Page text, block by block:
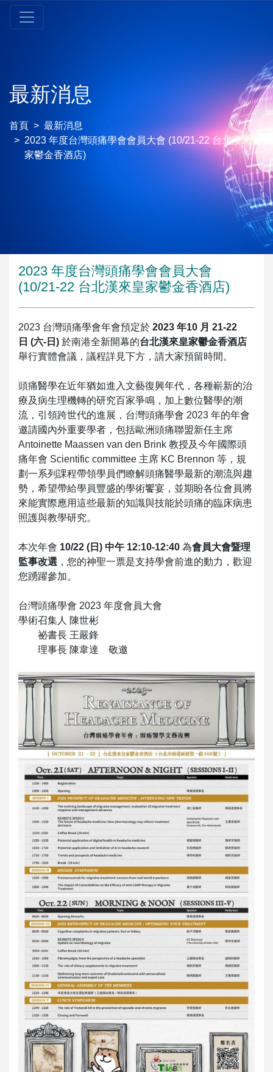
最新消息
首頁
最新消息
2023 年度台灣頭痛學會會員大會 (10/21-22 台北漢來皇
家鬱金香酒店)
2023 年度台灣頭痛學會會員大會
(10/21-22 台北漢來皇家鬱金香酒店)
2023 台灣頭痛學會年會預定於 2023 年10 月 21-22
日 (六-日) 於南港全新開幕的台北漢來皇家鬱金香酒店
舉行實體會議，議程詳見下方，請大家預留時間。
頭痛醫學在近年猶如進入文藝復興年代，各種嶄新的治
療及病生理機轉的研究百家爭鳴，加上數位醫學的潮
流，引領跨世代的進展，台灣頭痛學會 2023 年的年會
邀請國內外重要學者，包括歐洲頭痛聯盟新任主席
Antoinette Maassen van den Brink 教授及今年國際頭
痛年會 Scientific committee 主席 KC Brennon 等，規
劃一系列課程帶領學員們瞭解頭痛醫學最新的潮流與趨
勢，希望帶給學員豐盛的學術饗宴，並期盼各位會員將
來能實際應用這些最新的知識與技能於頭痛的臨床病患
照護與教學研究。
本次年會 10/22 (日) 中午 12:10-12:40 為會員大會暨理
監事改選 ，您的神聖一票是支持學會前進的動力，歡迎
您踴躍參加。
台灣頭痛學會 2023 年度會員大會
學術召集人 陳世彬
祕書長 王嚴鋒
理事長 陳韋達 敬邀